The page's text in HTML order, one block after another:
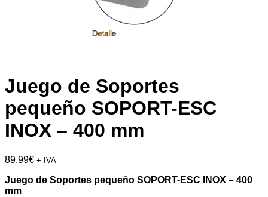
Juego de Soportes
pequeño SOPORT-ESC
INOX – 400 mm
89,99€ + IVA
Juego de Soportes pequeño SOPORT-ESC INOX – 400
mm